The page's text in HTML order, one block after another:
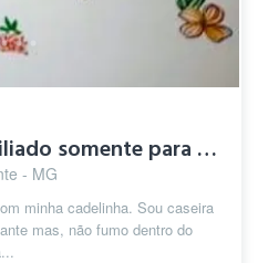
Alugo o quarto mobiliado somente para mu...
- MG
minha cadelinha. Sou caseira
mas, não fumo dentro do